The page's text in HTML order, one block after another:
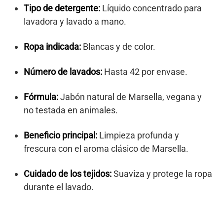
Tipo de detergente: Líquido concentrado para
lavadora y lavado a mano.
Ropa indicada: Blancas y de color.
Número de lavados: Hasta 42 por envase.
Fórmula:Jabón natural de Marsella, vegana y
no testada en animales.
Beneficio principal: Limpieza profunda y
frescura con el aroma clásico de Marsella.
Cuidado de los tejidos:Suaviza y protege la ropa
durante el lavado.